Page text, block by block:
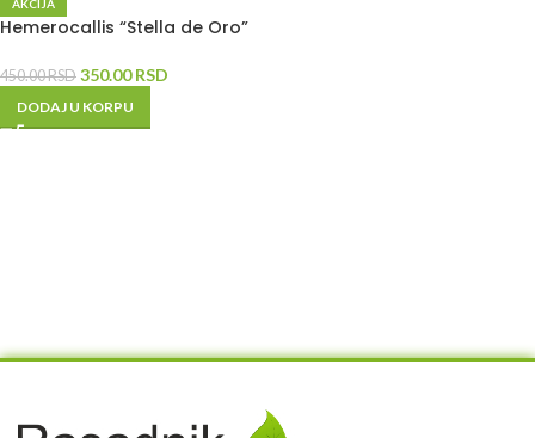
AKCIJA
Hemerocallis “Stella de Oro”
450.00RSD 350.00RSD
DODAJ U KORPU